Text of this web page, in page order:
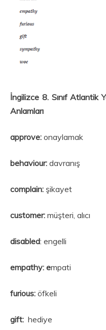
İngilizce 8. Sınıf Atlantik
Anlamları
approve: onaylamak
behaviour: davranış
complain: şikayet
customer: müşteri, alıcı
disabled: engelli
empathy: empati
furious: öfkeli
gift: hediye